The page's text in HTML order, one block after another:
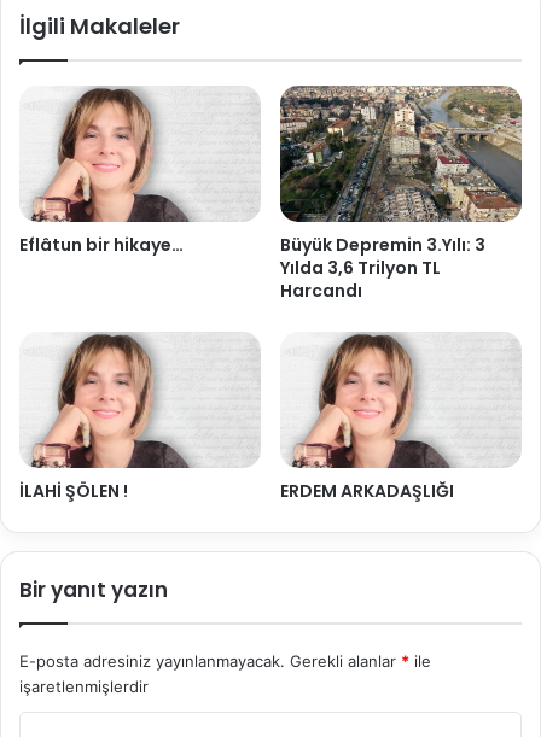
İlgili Makaleler
Eflâtun bir hikaye…
Büyük Depremin 3.Yılı: 3
Yılda 3,6 Trilyon TL
Harcandı
İLAHİ ŞÖLEN ! ERDEM ARKADAŞLIĞI
Bir yanıt yazın
E-posta adresiniz yayınlanmayacak. Gerekli alanlar * ile
işaretlenmişlerdir